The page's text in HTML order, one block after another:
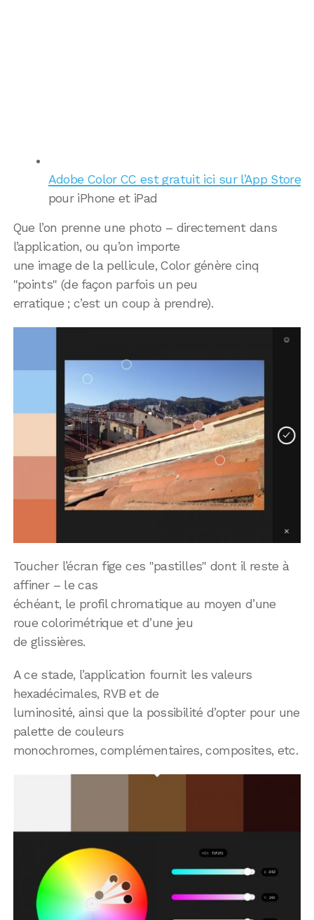
Adobe Color CC est gratuit ici sur l’App Store
pour iPhone et iPad
Que l’on prenne une photo – directement dans
l’application, ou qu’on importe
une image de la pellicule, Color génère cinq
"points" (de façon parfois un peu
erratique ; c’est un coup à prendre).
Toucher l’écran fige ces "pastilles" dont il reste à
affiner – le cas
échéant, le profil chromatique au moyen d’une
roue colorimétrique et d’une jeu
de glissières.
A ce stade, l’application fournit les valeurs
hexadécimales, RVB et de
luminosité, ainsi que la possibilité d’opter pour une
palette de couleurs
monochromes, complémentaires, composites, etc.